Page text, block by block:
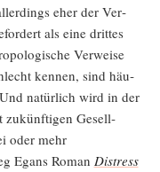
eher der Ver­
als eine drit­tes
Ver­wei­se
ken­nen, sind häu­
natür­lich wird in der
zukünf­ti­gen Gesell­
oder mehr
Egans Roman Distress